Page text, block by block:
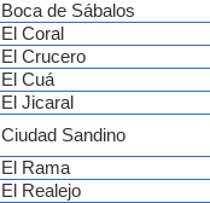
Boca de Sábalos
El Coral
El Crucero
El Cuá
El Jicaral
Ciudad Sandino
El Rama
El Realejo